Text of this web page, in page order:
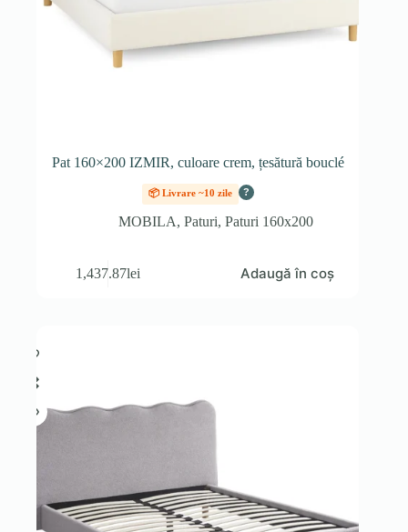
Pat 160×200 IZMIR, culoare crem, țesătură bouclé
📦 Livrare ~10 zile ?
MOBILA,Paturi,Paturi 160x200
1,437.87lei Adaugă în coș